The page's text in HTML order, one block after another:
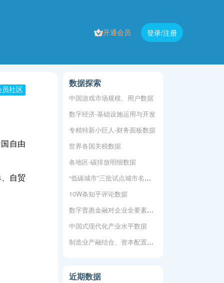
开通会员
登录/注册
员社区
自由
自贸
数据探索
中国游戏市场规模、用户数据
数字经济-基础设施运用与开发
专精特新小巨人-财务面板数据
世界各国关税数据
各地区-碳排放明细数据
“低碳城市”三批试点城市名单DID
10W条知乎评论数据
数字普惠金融对企业全要素生产率的影响
中国式现代化产业水平数据
制造业产融结合、资本配置效率与企业全要素生产率
近期数据
人工智能专利数据库